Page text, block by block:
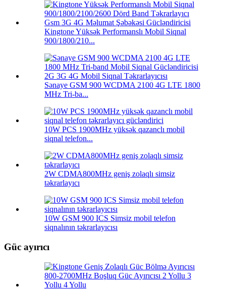
Kingtone Yüksək Performanslı Mobil Siqnal
900/1800/210...
Sənaye GSM 900 WCDMA 2100 4G LTE 1800
MHz Tri-ba...
10W PCS 1900MHz yüksək qazanclı mobil
siqnal telefon...
2W CDMA800MHz geniş zolaqlı simsiz
təkrarlayıcı
10W GSM 900 ICS Simsiz mobil telefon
siqnalının təkrarlayıcısı
Güc ayırıcı